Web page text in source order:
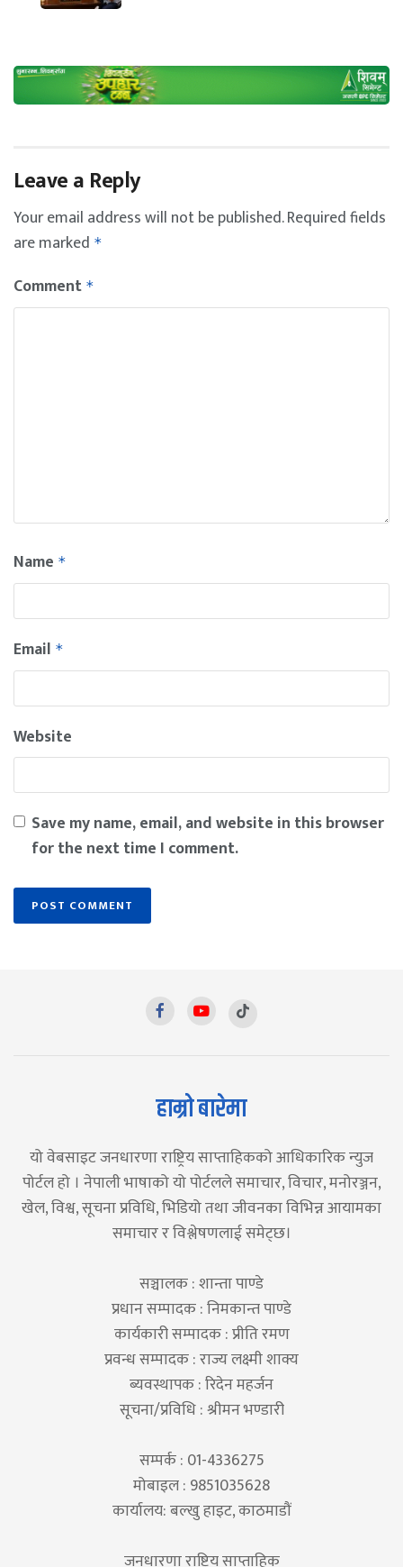
Leave a Reply
Your email address will not be published.Required fields
are marked *
Comment *
Name *
Email *
Website
Save my name, email, and website in this browser
for the next time I comment.
हाम्रो बारेमा
यो वेबसाइट जनधारणा राष्ट्रिय साप्ताहिकको आधिकारिक न्युज
पोर्टल हो । नेपाली भाषाको यो पोर्टलले समाचार, विचार, मनोरञ्जन,
खेल, विश्व, सूचना प्रविधि, भिडियो तथा जीवनका विभिन्न आयामका
समाचार र विश्लेषणलाई समेट्छ।
सञ्चालक : शान्ता पाण्डे
प्रधान सम्पादक : निमकान्त पाण्डे
कार्यकारी सम्पादक : प्रीति रमण
प्रवन्ध सम्पादक : राज्य लक्ष्मी शाक्य
ब्यवस्थापक : रिदेन महर्जन
सूचना/प्रविधि : श्रीमन भण्डारी
सम्पर्क : 01-4336275
मोबाइल : 9851035628
कार्यालय: बल्खु हाइट, काठमाडौं
जनधारणा राष्ट्रिय साप्ताहिक